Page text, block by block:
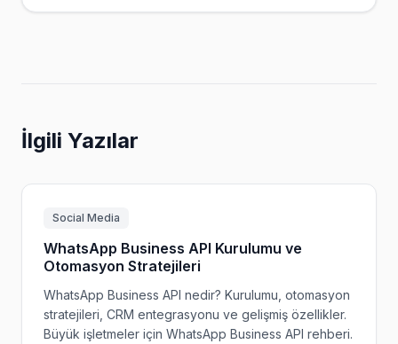
İlgili Yazılar
Social Media
WhatsApp Business API Kurulumu ve
Otomasyon Stratejileri
WhatsApp Business API nedir? Kurulumu, otomasyon
stratejileri, CRM entegrasyonu ve gelişmiş özellikler.
Büyük işletmeler için WhatsApp Business API rehberi.